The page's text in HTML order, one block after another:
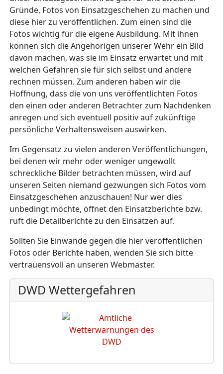
Gründe, Fotos von Einsatzgeschehen zu machen und
diese hier zu veröffentlichen. Zum einen sind die
Fotos wichtig für die eigene Ausbildung. Mit ihnen
können sich die Angehörigen unserer Wehr ein Bild
davon machen, was sie im Einsatz erwartet und mit
welchen Gefahren sie für sich selbst und andere
rechnen müssen. Zum anderen haben wir die
Hoffnung, dass die von uns veröffentlichten Fotos
den einen oder anderen Betrachter zum Nachdenken
anregen und sich eventuell positiv auf zukünftige
persönliche Verhaltensweisen auswirken.
Im Gegensatz zu vielen anderen Veröffentlichungen,
bei denen wir mehr oder weniger ungewollt
schreckliche Bilder betrachten müssen, wird auf
unseren Seiten niemand gezwungen sich Fotos vom
Einsatzgeschehen anzuschauen! Nur wer dies
unbedingt möchte, öffnet den Einsatzberichte bzw.
ruft die Detailberichte zu den Einsätzen auf.
Sollten Sie Einwände gegen die hier veröffentlichen
Fotos oder Berichte haben, wenden Sie sich bitte
vertrauensvoll an unseren Webmaster.
DWD Wettergefahren